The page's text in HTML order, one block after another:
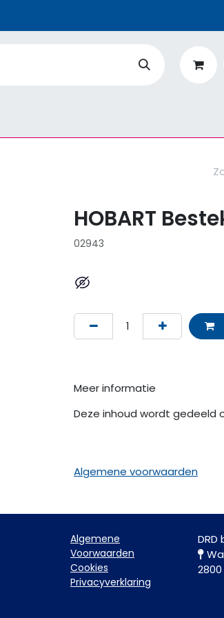
HOBART
02943
Meer informatie
Deze inhoud wordt gedeeld
Algemene voorwaarden
DRD
Algemene
Voorwaarden
Cookies
Privacyverklaring